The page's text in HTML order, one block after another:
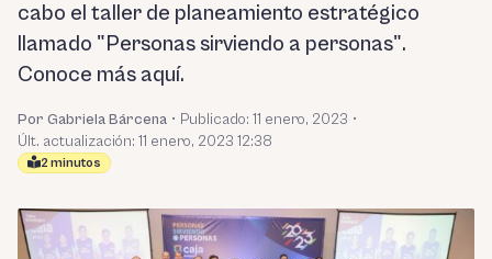
cabo el taller de planeamiento estratégico
llamado "Personas sirviendo a personas".
Conoce más aquí.
Por Gabriela Bárcena • Publicado: 11 enero, 2023 •
Últ. actualización: 11 enero, 2023 12:38
2 minutos